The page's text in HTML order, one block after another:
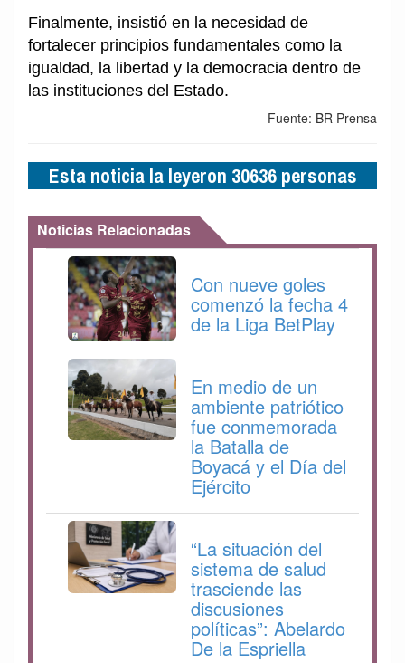
Finalmente, insistió en la necesidad de
fortalecer principios fundamentales como la
igualdad, la libertad y la democracia dentro de
las instituciones del Estado.
Fuente: BR Prensa
Esta noticia la leyeron 30636 personas
Noticias Relacionadas
Con nueve goles
comenzó la fecha 4
de la Liga BetPlay
En medio de un
ambiente patriótico
fue conmemorada
la Batalla de
Boyacá y el Día del
Ejército
“La situación del
sistema de salud
trasciende las
discusiones
políticas”: Abelardo
De la Espriella